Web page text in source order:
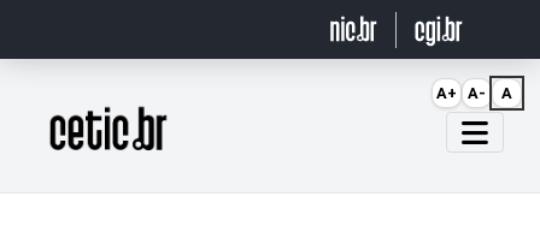
Página inicial
A+ A- A